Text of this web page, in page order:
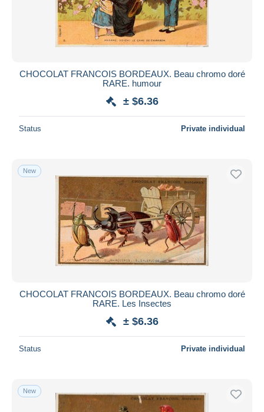
CHOCOLAT FRANCOIS BORDEAUX. Beau chromo doré
RARE. humour
± $6.36
Status Private individual
New
CHOCOLAT FRANCOIS BORDEAUX. Beau chromo doré
RARE. Les Insectes
± $6.36
Status Private individual
New